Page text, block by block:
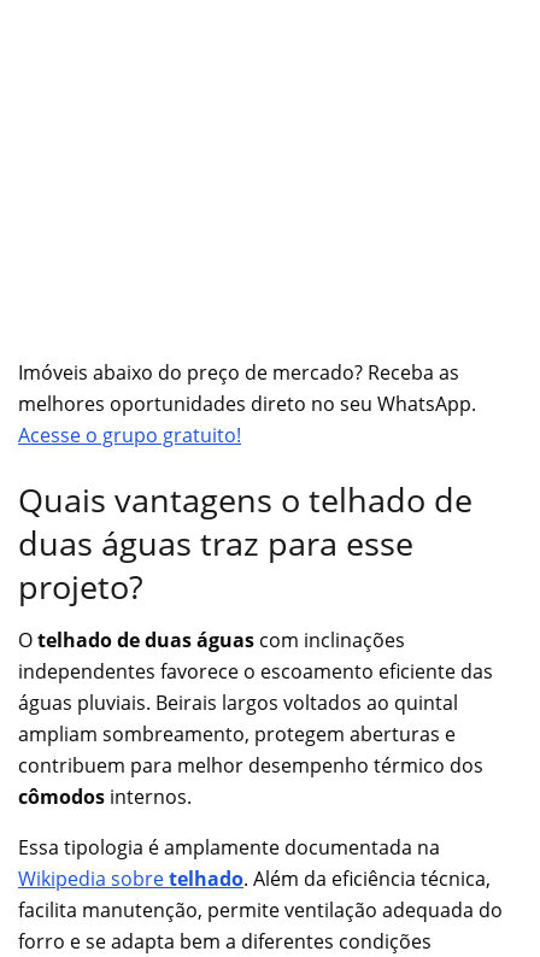
Imóveis abaixo do preço de mercado? Receba as
melhores oportunidades direto no seu WhatsApp.
Acesse o grupo gratuito!
Quais vantagens o telhado de
duas águas traz para esse
projeto?
Otelhado de duas águas com inclinações
independentes favorece o escoamento eficiente das
águas pluviais. Beirais largos voltados ao quintal
ampliam sombreamento, protegem aberturas e
contribuem para melhor desempenho térmico dos
cômodos internos.
Essa tipologia é amplamente documentada na
Wikipedia sobretelhado. Além da eficiência técnica,
facilita manutenção, permite ventilação adequada do
forro e se adapta bem a diferentes condições